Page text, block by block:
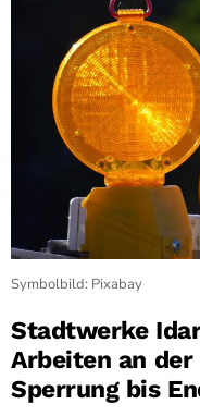
Symbolbild: Pixabay
Stadtwerke
Arbeiten an
Sperrung bis